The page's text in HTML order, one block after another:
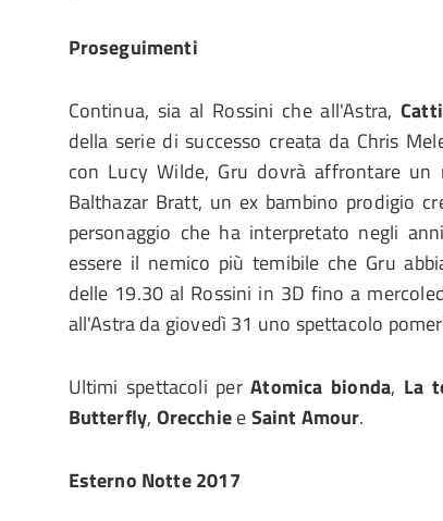
Proseguimenti
Continua, sia al Rossini che all'Astra,
della serie di successo creata da Chris
con Lucy Wilde, Gru dovrà affrontare un
Balthazar Bratt, un ex bambino prodigio
personaggio che ha interpretato negli
essere il nemico più temibile che Gru
delle 19.30 al Rossini in 3D fino a
all'Astra da giovedì 31 uno spettacolo
Ultimi spettacoli perAtomica bionda, La
Butterfly, OrecchieeSaint Amour.
Esterno Notte 2017